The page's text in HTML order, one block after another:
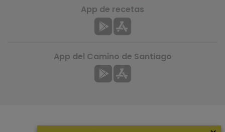
App de recetas
App del Camino de Santiago